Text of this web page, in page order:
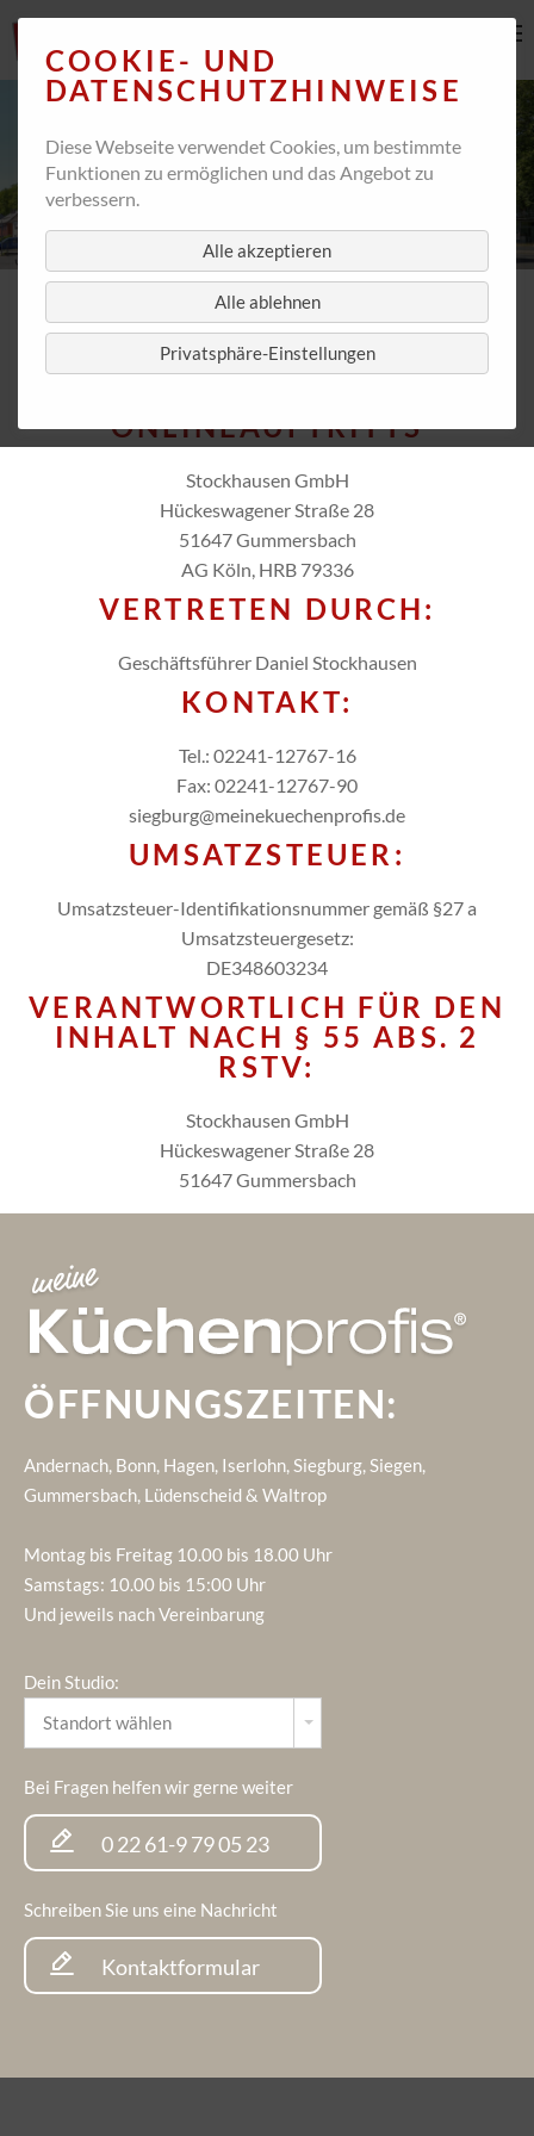
Impressum Standort Siegburg
HERAUSGEBER UND
ONLINEAUFTRITTS
Stockhausen GmbH
Hückeswagener Straße 28
51647 Gummersbach
AG Köln, HRB 79336
VERTRETEN DURCH:
Geschäftsführer Daniel Stockhausen
KONTAKT:
Tel.: 02241-12767-16
Fax: 02241-12767-90
siegburg@meinekuechenprofis.de
UMSATZSTEUER:
Umsatzsteuer-Identifikationsnummer gemäß §27 a
Umsatzsteuergesetz:
DE348603234
VERANTWORTLICH FÜR DEN
INHALT NACH § 55 ABS. 2
RSTV:
Stockhausen GmbH
Hückeswagener Straße 28
51647 Gummersbach
ÖFFNUNGSZEITEN:
Andernach, Bonn, Hagen, Iserlohn, Siegburg, Siegen,
Gummersbach, Lüdenscheid & Waltrop
Montag bis Freitag 10.00 bis 18.00 Uhr
Samstags: 10.00 bis 15:00 Uhr
Und jeweils nach Vereinbarung
Dein Studio:
Bei Fragen helfen wir gerne weiter
0 22 61-9 79 05 23
Schreiben Sie uns eine Nachricht
Kontaktformular
COOKIE- UND
DATENSCHUTZHINWEISE
Diese Webseite verwendet Cookies, um bestimmte
Funktionen zu ermöglichen und das Angebot zu
verbessern.
Alle akzeptieren
Alle ablehnen
Privatsphäre-Einstellungen